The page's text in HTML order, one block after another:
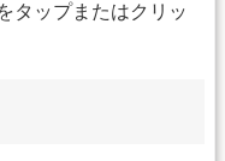
タップまたはクリッ